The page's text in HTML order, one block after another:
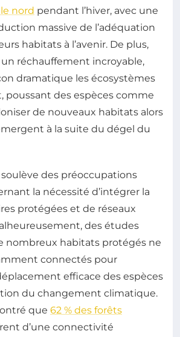
nord pendant l’hiver, avec une
massive de l’adéquation
habitats à l’avenir. De plus,
un réchauffement incroyable,
dramatique les écosystèmes
poussant des espèces comme
de nouveaux habitats alors
à la suite du dégel du
des préoccupations
la nécessité d’intégrer la
protégées et de réseaux
des études
nombreux habitats protégés ne
connectés pour
efficace des espèces
du changement climatique.
que 62 % des forêts
d’une connectivité